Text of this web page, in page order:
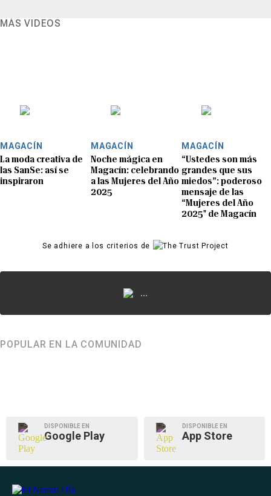
MÁS VIDEOS
MAGACÍN
La moda creativa de
las SanSe: así se
inspiraron
MAGACÍN
Noche mágica en
Magacín: celebrando
a las Mujeres del Año
2025
MAGACÍN
“Ustedes son más
grandes que sus
miedos”: poderoso
mensaje de las
“Mujeres del Año
2025" de Magacín
Se adhiere a los criterios de
...
POPULAR EN LA COMUNIDAD
DISPONIBLE EN
Google Play
DISPONIBLE EN
App Store